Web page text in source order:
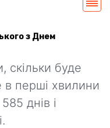
з Днем
скільки буде
перші хвилини
днів і